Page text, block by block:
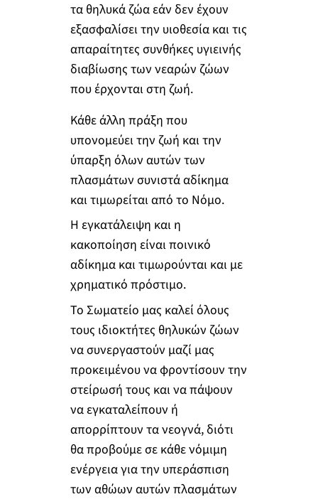
τα θηλυκά ζώα εάν δεν έχουν
εξασφαλίσει την υιοθεσία και τις
απαραίτητες συνθήκες υγιεινής
διαβίωσης των νεαρών ζώων
που έρχονται στη ζωή.
Κάθε άλλη πράξη που
υπονομεύει την ζωή και την
ύπαρξη όλων αυτών των
πλασμάτων συνιστά αδίκημα
και τιμωρείται από το Νόμο.
Η εγκατάλειψη και η
κακοποίηση είναι ποινικό
αδίκημα και τιμωρούνται και με
χρηματικό πρόστιμο.
Το Σωματείο μας καλεί όλους
τους ιδιοκτήτες θηλυκών ζώων
να συνεργαστούν μαζί μας
προκειμένου να φροντίσουν την
στείρωσή τους και να πάψουν
να εγκαταλείπουν ή
απορρίπτουν τα νεογνά, διότι
θα προβούμε σε κάθε νόμιμη
ενέργεια για την υπεράσπιση
των αθώων αυτών πλασμάτων